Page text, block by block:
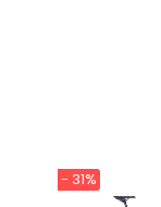
- 31%